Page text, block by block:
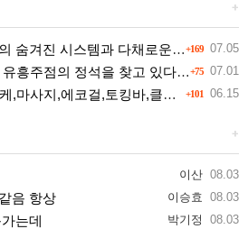
+
+169 07.05
시스템과 다채로운 인력 풀의 진실
+75 07.01
주점의 정석을 찾고 있다면 여기
+101 06.15
,토킹바,클럽) 유흥별 가격 및 후기공유
+
이산 08.03
이승효 08.03
음 항상
박기정 08.03
는데